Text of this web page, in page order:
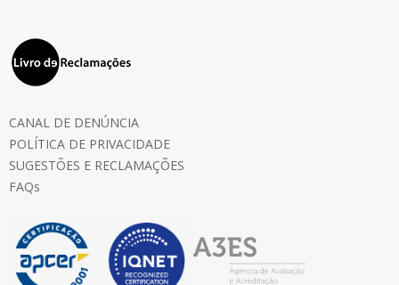
CANAL DE DENÚNCIA
POLÍTICA DE PRIVACIDADE
SUGESTÕES E RECLAMAÇÕES
FAQs